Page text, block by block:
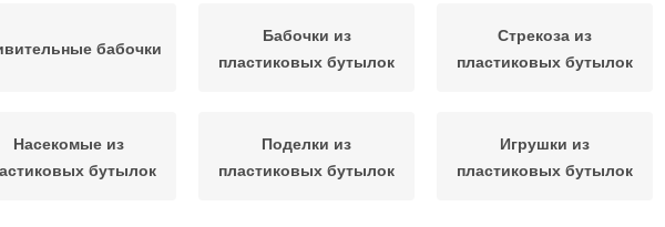
бабочки
Бабочки из
пластиковых бутылок
Стрекоза из
пластиковых бутылок
Насекомые из
бутылок
Поделки из
пластиковых бутылок
Игрушки из
пластиковых бутылок